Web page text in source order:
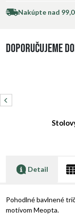
Nakúpte nad
Doporučujeme
Detail
Pohodlné bavlnené
motívom Meopta.